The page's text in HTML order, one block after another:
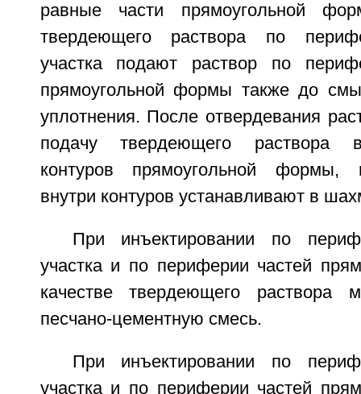
равные части прямоугольной
твердеющего раствора по
участка подают раствор по
прямоугольной формы также до
уплотнения. После отвердевания
подачу твердеющего раствора
контуров прямоугольной формы,
внутри контуров устанавливают в
При инъектировании по
участка и по периферии частей
качестве твердеющего раствора
песчано-цементную смесь.
При инъектировании по
участка и по периферии частей